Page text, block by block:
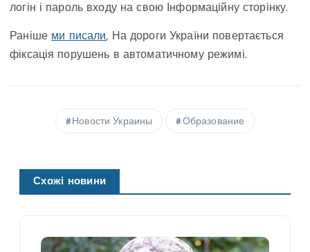
логін і пароль входу на свою Інформаційну сторінку.
Раніше ми писали, На дороги України повертається
фіксація порушень в автоматичному режимі.
Новости Украины Образование
Схожі новини